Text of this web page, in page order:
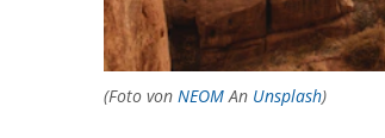
(Foto von NEOMAn Unsplash)